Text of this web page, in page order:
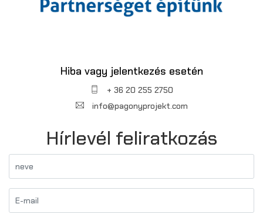
Hiba vagy jelentkezés esetén
+ 36 20 255 2750
info@pagonyprojekt.com
Hírlevél feliratkozás